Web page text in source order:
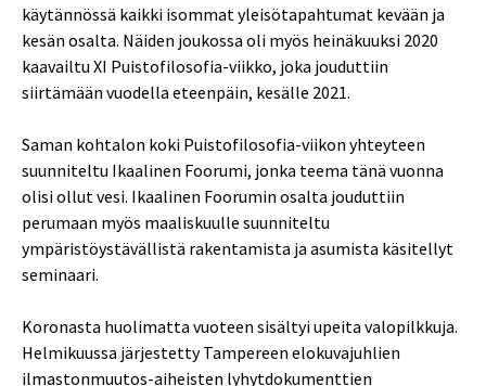
käytännössä kaikki isommat yleisötapahtumat kevään ja
kesän osalta. Näiden joukossa oli myös heinäkuuksi 2020
kaavailtu XI Puistofilosofia-viikko, joka jouduttiin
siirtämään vuodella eteenpäin, kesälle 2021.
Saman kohtalon koki Puistofilosofia-viikon yhteyteen
suunniteltu Ikaalinen Foorumi, jonka teema tänä vuonna
olisi ollut vesi. Ikaalinen Foorumin osalta jouduttiin
perumaan myös maaliskuulle suunniteltu
ympäristöystävällistä rakentamista ja asumista käsitellyt
seminaari.
Koronasta huolimatta vuoteen sisältyi upeita valopilkkuja.
Helmikuussa järjestetty Tampereen elokuvajuhlien
ilmastonmuutos-aiheisten lyhytdokumenttien